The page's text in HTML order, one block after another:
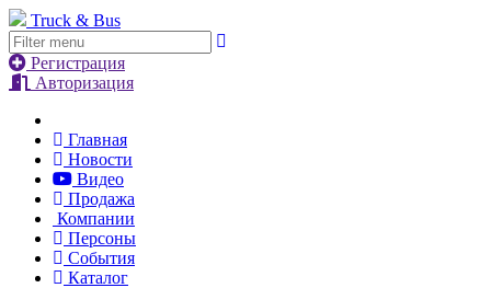
Truck & Bus
Регистрация
Авторизация
Главная
Новости
Видео
Продажа
Компании
Персоны
События
Каталог